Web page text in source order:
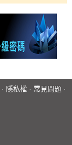
· 隱私權 · 常見問題 ·